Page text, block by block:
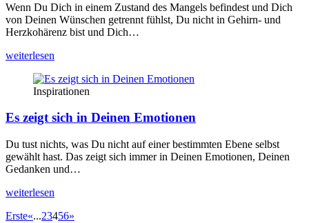
Wenn Du Dich in einem Zustand des Man­gels befin­dest und Dich
von Dei­nen Wün­schen getrennt fühlst, Du nicht in Gehirn- und
Herz­ko­hä­renz bist und Dich…
wei­ter­le­sen
Inspirationen
Es zeigt sich in Deinen Emotionen
Du tust nichts, was Du nicht auf einer bestimm­ten Ebe­ne selbst
gewählt hast. Das zeigt sich immer in Dei­nen Emo­tio­nen, Dei­nen
Gedan­ken und…
wei­ter­le­sen
Erste«...23456»